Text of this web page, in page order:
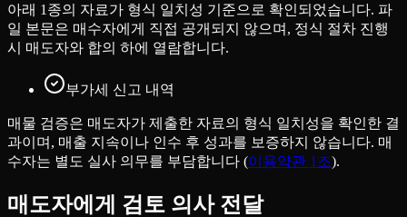
아래 1 종의 자료가 형식 일치성 기준으로 확인되었습니다. 파
일 본문은 매수자에게 직접 공개되지 않으며, 정식 절차 진행
시 매도자와 합의 하에 열람합니다.
부가세 신고 내역
매물 검증은 매도자가 제출한 자료의 형식 일치성을 확인한 결
과이며, 매출 지속이나 인수 후 성과를 보증하지 않습니다. 매
수자는 별도 실사 의무를 부담합니다 (이용약관 1조).
매도자에게 검토 의사 전달